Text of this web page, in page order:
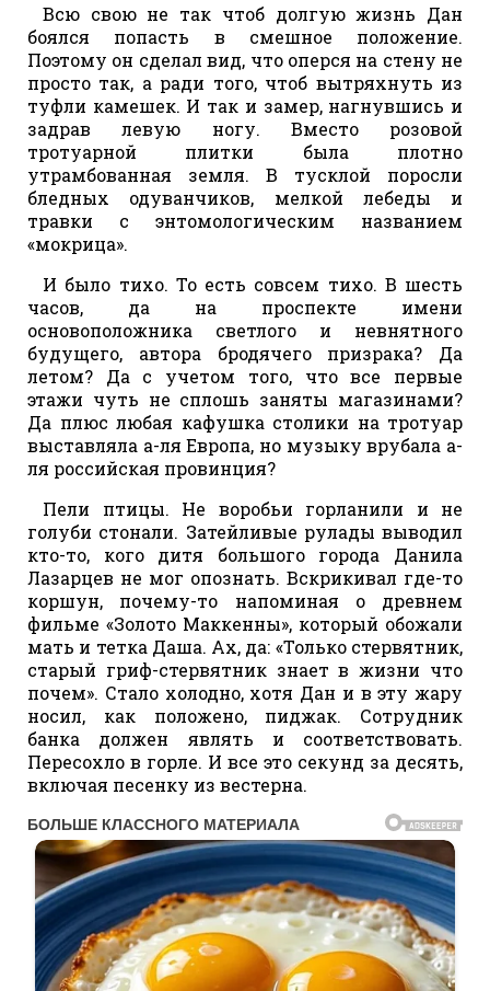
Всю свою не так чтоб долгую жизнь Дан
боялся попасть в смешное положение.
Поэтому он сделал вид, что оперся на стену не
просто так, а ради того, чтоб вытряхнуть из
туфли камешек. И так и замер, нагнувшись и
задрав левую ногу. Вместо розовой
тротуарной плитки была плотно
утрамбованная земля. В тусклой поросли
бледных одуванчиков, мелкой лебеды и
травки с энтомологическим названием
«мокрица».
И было тихо. То есть совсем тихо. В шесть
часов, да на проспекте имени
основоположника светлого и невнятного
будущего, автора бродячего призрака? Да
летом? Да с учетом того, что все первые
этажи чуть не сплошь заняты магазинами?
Да плюс любая кафушка столики на тротуар
выставляла а-ля Европа, но музыку врубала а-
ля российская провинция?
Пели птицы. Не воробьи горланили и не
голуби стонали. Затейливые рулады выводил
кто-то, кого дитя большого города Данила
Лазарцев не мог опознать. Вскрикивал где-то
коршун, почему-то напоминая о древнем
фильме «Золото Маккенны», который обожали
мать и тетка Даша. Ах, да: «Только стервятник,
старый гриф-стервятник знает в жизни что
почем». Стало холодно, хотя Дан и в эту жару
носил, как положено, пиджак. Сотрудник
банка должен являть и соответствовать.
Пересохло в горле. И все это секунд за десять,
включая песенку из вестерна.